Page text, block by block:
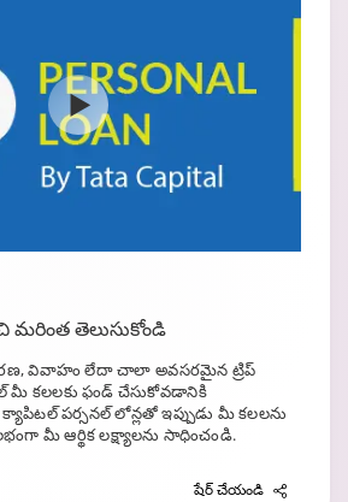
మరింత తెలుసుకోండి
వివాహం లేదా చాలా అవసరమైన ట్రిప్
కలలకు ఫండ్ చేసుకోవడానికి
పర్సనల్ లోన్లతో ఇప్పుడు మీ కలలను
మీ ఆర్థిక లక్ష్యాలను సాధించండి.
షేర్ చేయండి